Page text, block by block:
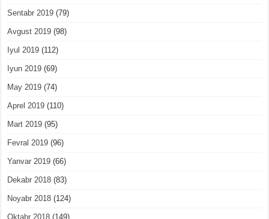
Sentabr 2019 (79)
Avgust 2019 (98)
Iyul 2019 (112)
Iyun 2019 (69)
May 2019 (74)
Aprel 2019 (110)
Mart 2019 (95)
Fevral 2019 (96)
Yanvar 2019 (66)
Dekabr 2018 (83)
Noyabr 2018 (124)
Oktabr 2018 (149)